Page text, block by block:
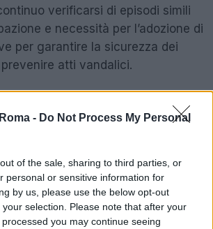
- Do Not Process My Personal
of the sale, sharing to third parties, or
personal or sensitive information for
by us, please use the below opt-out
selection. Please note that after your
you may continue seeing
verificarsi di episodi simili
e necessità per l’adozione di
per garantire la sicurezza dei
atti vandalici.
per la rimessa Atac di
Ragusa: pronto il piano del
fa